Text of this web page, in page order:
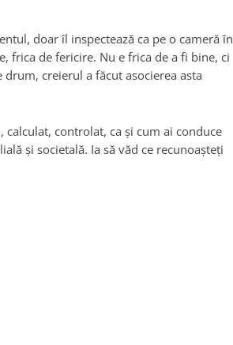
doar îl inspectează ca pe o cameră în
frica de fericire. Nu e frica de a fi bine, ci
drum, creierul a făcut asocierea asta
controlat, ca şi cum ai conduce
şi societală. Ia să văd ce recunoaşteţi